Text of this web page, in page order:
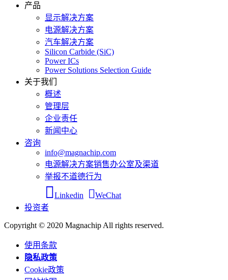
产品
显示解决方案
电源解决方案
汽车解决方案
Silicon Carbide (SiC)
Power ICs
Power Solutions Selection Guide
关于我们
概述
管理层
企业责任
新闻中心
咨询
info@magnachip.com
电源解决方案销售办公室及渠道
举报不道德行为
Linkedin
WeChat
投资者
Copyright © 2020 Magnachip All rights reserved.
使用条款
隐私政策
Cookie政策